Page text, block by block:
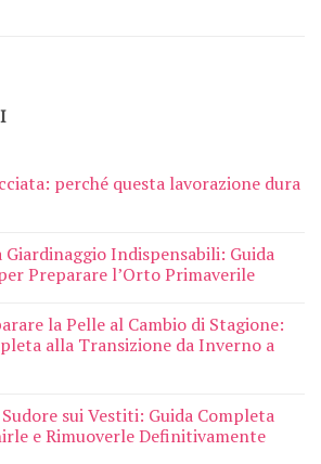
perché questa lavorazione dura
Indispensabili: Guida
Preparare l’Orto Primaverile
la Pelle al Cambio di Stagione:
alla Transizione da Inverno a
sui Vestiti: Guida Completa
e Rimuoverle Definitivamente